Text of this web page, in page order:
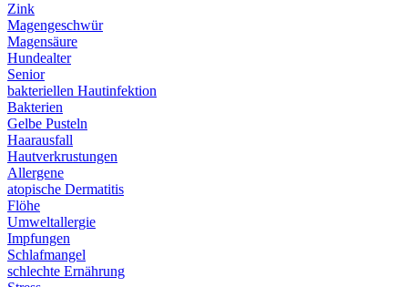
Zink
Magengeschwür
Magensäure
Hundealter
Senior
bakteriellen Hautinfektion
Bakterien
Gelbe Pusteln
Haarausfall
Hautverkrustungen
Allergene
atopische Dermatitis
Flöhe
Umweltallergie
Impfungen
Schlafmangel
schlechte Ernährung